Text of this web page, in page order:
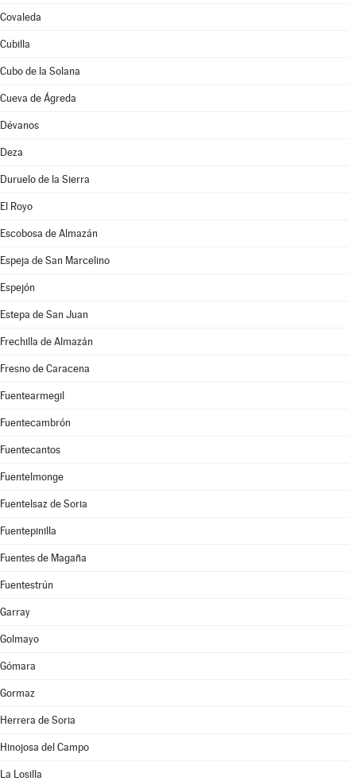
Covaleda
Cubilla
Cubo de la Solana
Cueva de Ágreda
Dévanos
Deza
Duruelo de la Sierra
El Royo
Escobosa de Almazán
Espeja de San Marcelino
Espejón
Estepa de San Juan
Frechilla de Almazán
Fresno de Caracena
Fuentearmegil
Fuentecambrón
Fuentecantos
Fuentelmonge
Fuentelsaz de Soria
Fuentepinilla
Fuentes de Magaña
Fuentestrún
Garray
Golmayo
Gómara
Gormaz
Herrera de Soria
Hinojosa del Campo
La Losilla